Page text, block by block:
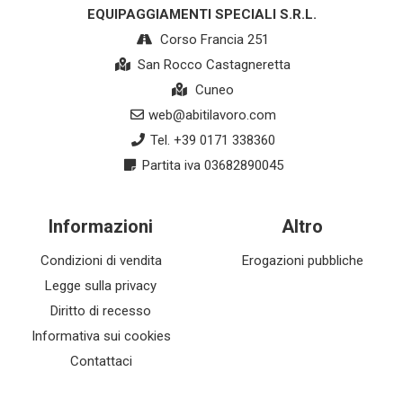
EQUIPAGGIAMENTI SPECIALI S.R.L.
Corso Francia 251
San Rocco Castagneretta
Cuneo
web@abitilavoro.com
Tel. +39 0171 338360
Partita iva 03682890045
Informazioni
Condizioni di vendita
Legge sulla privacy
Diritto di recesso
Informativa sui cookies
Contattaci
Altro
Erogazioni pubbliche